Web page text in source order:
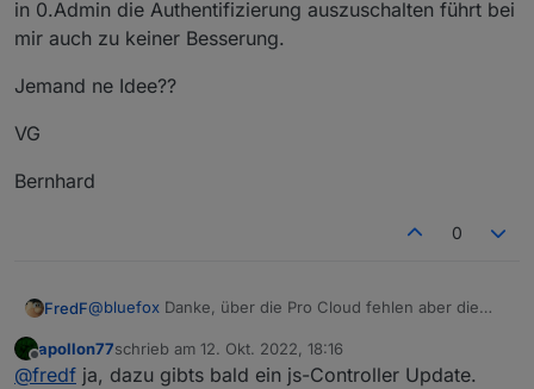
in 0.Admin die Authentifizierung auszuschalten führt bei
mir auch zu keiner Besserung.
Jemand ne Idee??
VG
Bernhard
0
FredF@bluefox Danke, über die Pro Cloud fehlen aber die
Edit: Verhalten gleich bei Edge und Firefox, Chrome
zeigt weiterhin keine Einstellmöglichkeit.
Offline
apollon77schrieb am 12. Okt. 2022, 18:16
zuletzt editiert von
@fredf ja, dazu gibts bald ein js-Controller Update.